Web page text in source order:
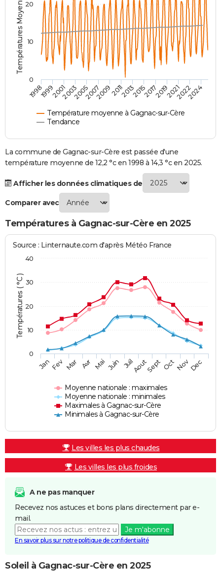
Destinations
City break
Voyage nature
Voyage de noces
Forum
Climat
PHOTO
GUIDES D'ACHAT
BONS PLANS
CARTE DE VOEUX
Carte de Noël
Carte Bonne année
Carte Saint-Valentin
Carte Pâques
Carte d'anniversaire
DICTIONNAIRE
PROGRAMME TV
S'inscrire
Se connecter
Lycées
Collèges
Primaires
Universités
Entreprises
Service militaire
Avis de recherche
AVIS DE DÉCÈS
Températures Moyennes ( °C )
Température moyenne à Gagnac-sur-Cère
Tendance
199819992001200320052007200920112013201520172019202120222024
0
10
20
La commune de Gagnac-sur-Cère est passée d'une
température moyenne de 12,2 °c en 1998 à 14,3 °c en 2025.
Afficher les données climatiques de
Comparer avec
Températures à Gagnac-sur-Cère en 2025
Températures ( °C )
Source : Linternaute.com d'après Météo France
Moyenne nationale : maximales
Moyenne nationale : minimales
Maximales à Gagnac-sur-Cère
Minimales à Gagnac-sur-Cère
JanFev Mar Avr Mai Juin JuilAoutSept OctNovDec
0
10
20
30
40
Les villes les plus chaudes
Les villes les plus froides
A ne pas manquer
Recevez nos astuces et bons plans directement par e-
mail.
Je m'abonne
En savoir plus sur notre politique de confidentialité
Soleil à Gagnac-sur-Cère en 2025